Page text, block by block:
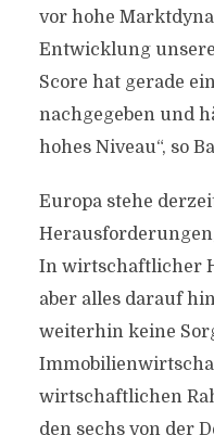
vor hohe
Entwicklung
Score hat gerade
nachgegeben und
hohes Niveau“, so
Europa stehe
In wirtschaftlicher
aber alles darauf
weiterhin keine
wirtschaftlichen
den sechs von der